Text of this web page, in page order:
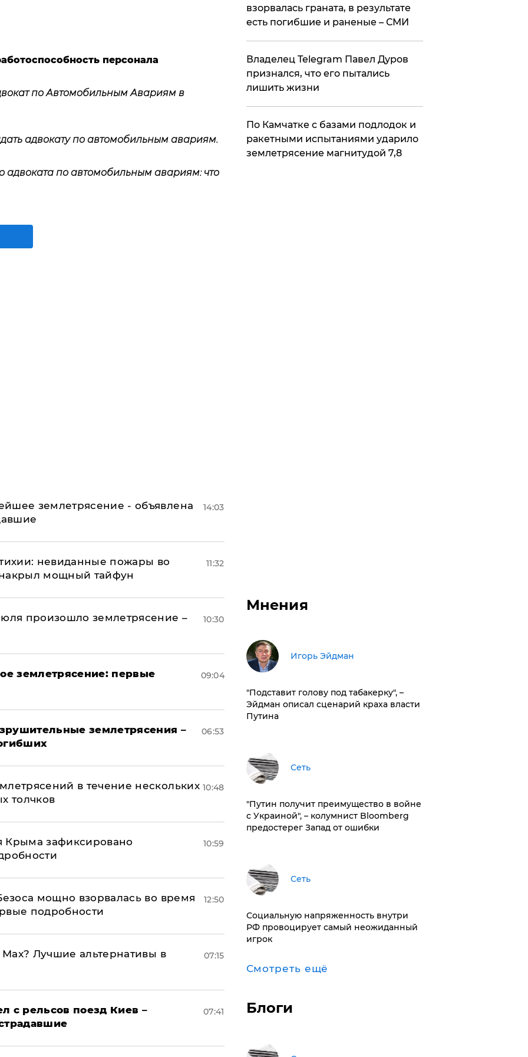
персонала
по Автомобильным Авариям в
адвокату по автомобильным авариям.
адвоката по автомобильным авариям: что
землетрясение - объявлена
14:03
невиданные пожары во
мощный тайфун
11:32
произошло землетрясение – 10:30
землетрясение: первые 09:04
землетрясения –
06:53
в течение нескольких
толчков
10:48
зафиксировано
10:59
мощно взорвалась во время
подробности
12:50
Лучшие альтернативы в 07:15
с рельсов поезд Киев –
07:41
взорвалась граната, в результате
есть погибшие и раненые – СМИ
Владелец Telegram Павел Дуров
признался, что его пытались
лишить жизни
По Камчатке с базами подлодок и
ракетными испытаниями ударило
землетрясение магнитудой 7,8
Мнения
Игорь Эйдман
​"Подставит голову под табакерку", –
Эйдман описал сценарий краха власти
Путина
Сеть
"Путин получит преимущество в войне
с Украиной", – колумнист Bloomberg
предостерег Запад от ошибки
Сеть
Социальную напряженность внутри
РФ провоцирует самый неожиданный
игрок
Смотреть ещё
Блоги